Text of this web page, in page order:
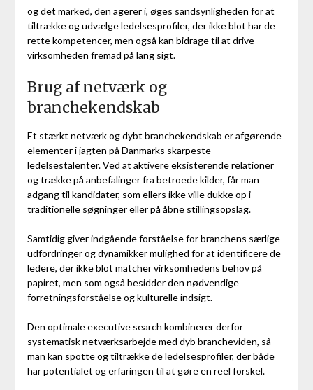
og det marked, den agerer i, øges sandsynligheden for at
tiltrække og udvælge ledelsesprofiler, der ikke blot har de
rette kompetencer, men også kan bidrage til at drive
virksomheden fremad på lang sigt.
Brug af netværk og
branchekendskab
Et stærkt netværk og dybt branchekendskab er afgørende
elementer i jagten på Danmarks skarpeste
ledelsestalenter. Ved at aktivere eksisterende relationer
og trække på anbefalinger fra betroede kilder, får man
adgang til kandidater, som ellers ikke ville dukke op i
traditionelle søgninger eller på åbne stillingsopslag.
Samtidig giver indgående forståelse for branchens særlige
udfordringer og dynamikker mulighed for at identificere de
ledere, der ikke blot matcher virksomhedens behov på
papiret, men som også besidder den nødvendige
forretningsforståelse og kulturelle indsigt.
Den optimale executive search kombinerer derfor
systematisk netværksarbejde med dyb brancheviden, så
man kan spotte og tiltrække de ledelsesprofiler, der både
har potentialet og erfaringen til at gøre en reel forskel.